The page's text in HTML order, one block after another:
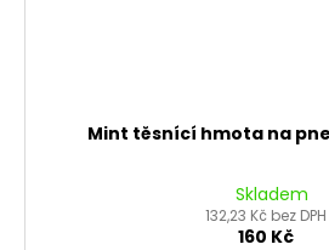
Mint těsnící hmota na
Skladem
132,23 Kč bez DPH
160 Kč